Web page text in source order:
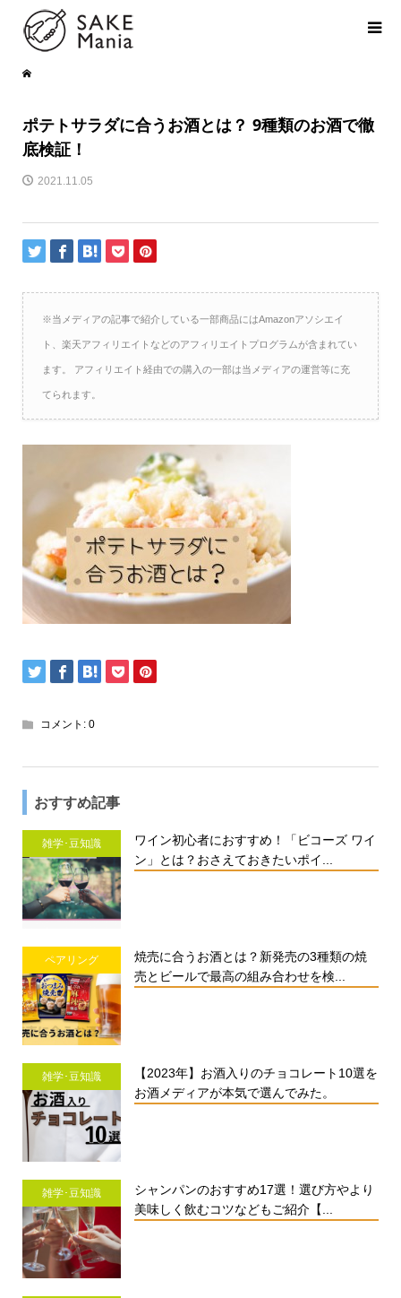
ポテトサラダに合うお酒とは？ 9種類のお酒で徹
底検証！
2021.11.05
※当メディアの記事で紹介している一部商品にはAmazonアソシエイ
ト、楽天アフィリエイトなどのアフィリエイトプログラムが含まれてい
ます。 アフィリエイト経由での購入の一部は当メディアの運営等に充
てられます。
コメント: 0
おすすめ記事
雑学･豆知識
ワイン初心者におすすめ！「ビコーズ ワイ
ン」とは？おさえておきたいポイ...
ペアリング
焼売に合うお酒とは？新発売の3種類の焼
売とビールで最高の組み合わせを検...
雑学･豆知識
【2023年】お酒入りのチョコレート10選を
お酒メディアが本気で選んでみた。
雑学･豆知識
シャンパンのおすすめ17選！選び方やより
美味しく飲むコツなどもご紹介【...